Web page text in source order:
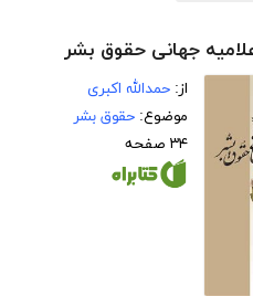
جهانی حقوق بشر
از: حمدالله اکبری
موضوع: حقوق بشر
۳۴ صفحه